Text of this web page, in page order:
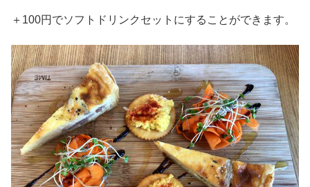
＋100円でソフトドリンクセットにすることができます。